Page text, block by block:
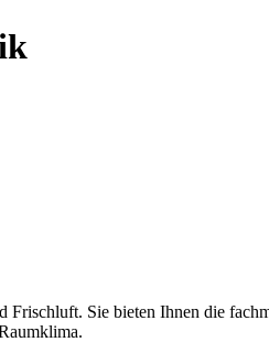
Sie bieten Ihnen die